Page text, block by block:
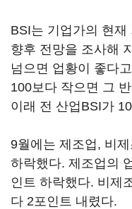
BSI는 기업가의 현
향후 전망을 조사해
넘으면 업황이 좋다
100보다 작으면 그
이래 전 산업BSI가
9월에는 제조업, 비
하락했다. 제조업의
인트 하락했다. 비제
다 2포인트 내렸다.